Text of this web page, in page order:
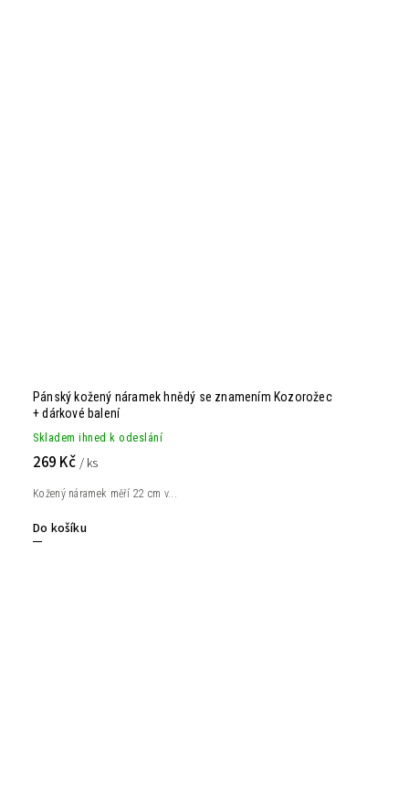
Pánský kožený náramek hnědý se znamením Kozorožec
+ dárkové balení
Skladem ihned k odeslání
269 Kč / ks
Do košíku
Kožený náramek měří 22 cm v...